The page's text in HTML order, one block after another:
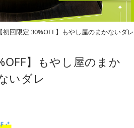
【初回限定 30%OFF】もやし屋のまかないダレ
】もやし屋のまか
いダレ